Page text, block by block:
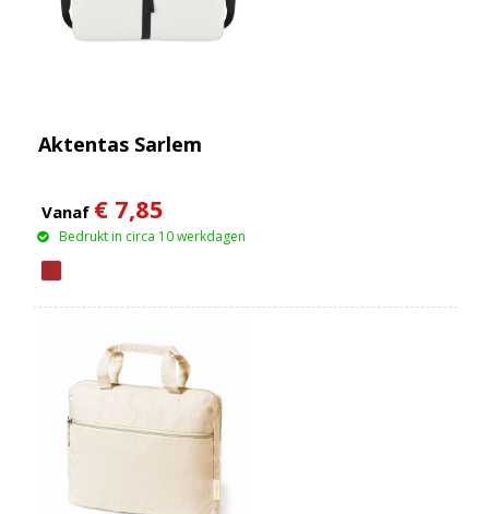
Aktentas Sarlem
Vanaf € 7,85
Bedrukt in circa 10 werkdagen